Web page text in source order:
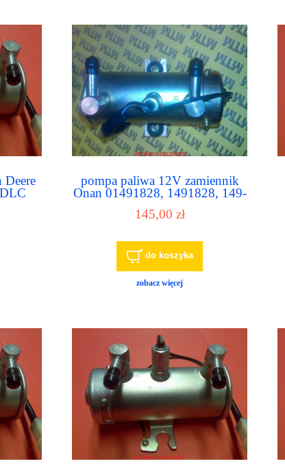
Deere
pompa paliwa 12V zamiennik
Onan 01491828, 1491828, 149-
145,00 zł
do koszyka
zobacz więcej